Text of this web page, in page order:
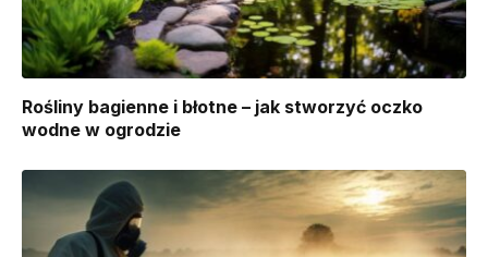
Rośliny bagienne i błotne – jak stworzyć oczko
wodne w ogrodzie